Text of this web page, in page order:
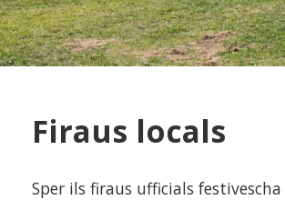
Firaus locals
Sper ils firaus ufficials festivescha